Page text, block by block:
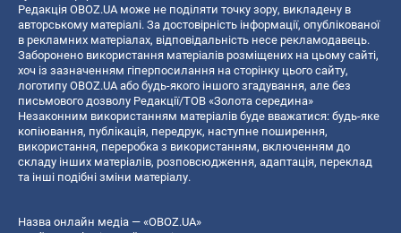
Редакція OBOZ.UA може не поділяти точку зору, викладену в
авторському матеріалі. За достовірність інформації, опублікованої
в рекламних матеріалах, відповідальність несе рекламодавець.
Заборонено використання матеріалів розміщених на цьому сайті,
хоч із зазначенням гіперпосилання на сторінку цього сайту,
логотипу OBOZ.UA або будь-якого іншого згадування, але без
письмового дозволу Редакції/ТОВ «Золота середина»
Незаконним використанням матеріалів буде вважатися: будь-яке
копiювання, публiкацiя, передрук, наступне поширення,
використання, переробка з використанням, включенням до
складу інших матеріалів, розповсюдження, адаптація, переклад
та інші подібні зміни матеріалу.
Назва онлайн медіа — «OBOZ.UA»